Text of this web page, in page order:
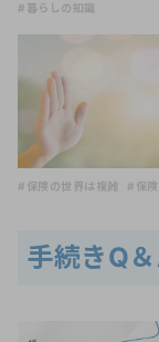
#暮らしの知識
#保険の世界は複雑 #保
手続きQ